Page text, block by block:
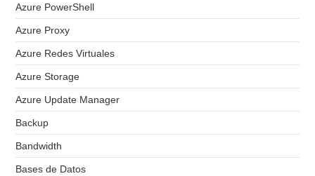
Azure PowerShell
Azure Proxy
Azure Redes Virtuales
Azure Storage
Azure Update Manager
Backup
Bandwidth
Bases de Datos